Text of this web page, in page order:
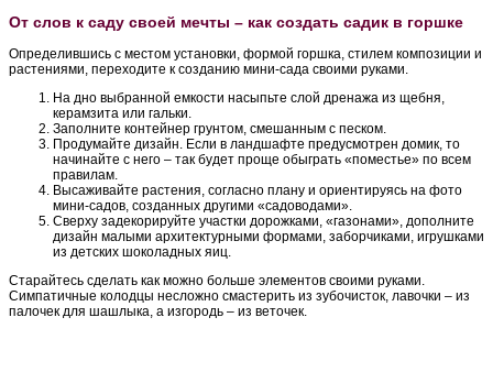
От слов к саду своей мечты – как создать садик в горшке
Определившись с местом установки, формой горшка, стилем композиции и
растениями, переходите к созданию мини-сада своими руками.
На дно выбранной емкости насыпьте слой дренажа из щебня,
керамзита или гальки.
Заполните контейнер грунтом, смешанным с песком.
Продумайте дизайн. Если в ландшафте предусмотрен домик, то
начинайте с него – так будет проще обыграть «поместье» по всем
правилам.
Высаживайте растения, согласно плану и ориентируясь на фото
мини-садов, созданных другими «садоводами».
Сверху задекорируйте участки дорожками, «газонами», дополните
дизайн малыми архитектурными формами, заборчиками, игрушками
из детских шоколадных яиц.
Старайтесь сделать как можно больше элементов своими руками.
Симпатичные колодцы несложно смастерить из зубочисток, лавочки – из
палочек для шашлыка, а изгородь – из веточек.